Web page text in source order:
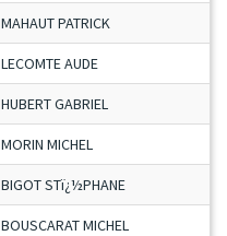
MAHAUT PATRICK
LECOMTE AUDE
HUBERT GABRIEL
MORIN MICHEL
BIGOT STï¿½PHANE
BOUSCARAT MICHEL